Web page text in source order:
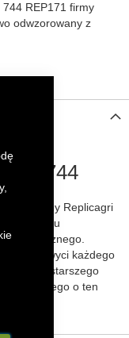
REP171 firmy
odwzorowany z
IH 744
1:32 firmy Replicagri
sztucznego.
zachwyci każdego
dla starszego
rolniczego o ten